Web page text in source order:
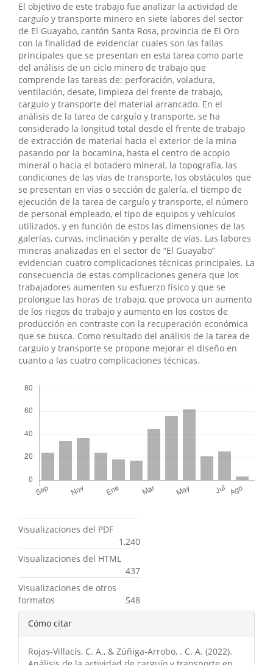
El objetivo de este trabajo fue analizar la actividad de
carguío y transporte minero en siete labores del sector
de El Guayabo, cantón Santa Rosa, provincia de El Oro
con la finalidad de evidenciar cuales son las fallas
principales que se presentan en esta tarea como parte
del análisis de un ciclo minero de trabajo que
comprende las tareas de: perforación, voladura,
ventilación, desate, limpieza del frente de trabajo,
carguío y transporte del material arrancado. En el
análisis de la tarea de carguío y transporte, se ha
considerado la longitud total desde el frente de trabajo
de extracción de material hacia el exterior de la mina
pasando por la bocamina, hasta el centro de acopio
mineral o hacia el botadero mineral, la topografía, las
condiciones de las vías de transporte, los obstáculos que
se presentan en vías o sección de galería, el tiempo de
ejecución de la tarea de carguío y transporte, el número
de personal empleado, el tipo de equipos y vehículos
utilizados, y en función de estos las dimensiones de las
galerías, curvas, inclinación y peralte de vías. Las labores
mineras analizadas en el sector de “El Guayabo”
evidencian cuatro complicaciones técnicas principales. La
consecuencia de estas complicaciones genera que los
trabajadores aumenten su esfuerzo físico y que se
prolongue las horas de trabajo, que provoca un aumento
de los riegos de trabajo y aumento en los costos de
producción en contraste con la recuperación económica
que se busca. Como resultado del análisis de la tarea de
carguío y transporte se propone mejorar el diseño en
cuanto a las cuatro complicaciones técnicas.
Visualizaciones del PDF
1,240
Visualizaciones del HTML
437
Visualizaciones de otros
formatos
548
Detalles
del
Cómo citar
Rojas-Villacís, C. A., & Zúñiga-Arrobo, . C. A. (2022).